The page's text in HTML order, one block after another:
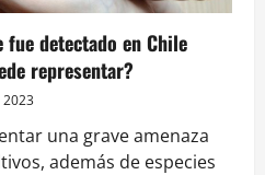
detectado en Chile
representar?
2023
una grave amenaza
además de especies